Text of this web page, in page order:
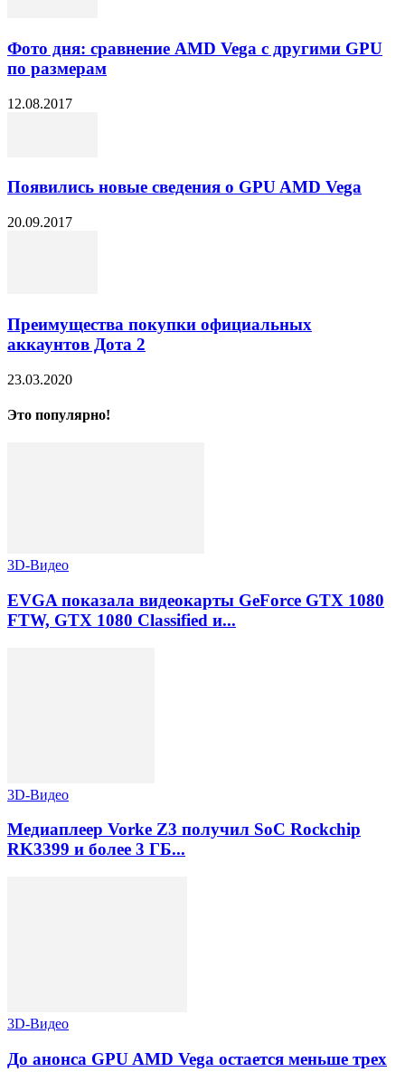
Фото дня: сравнение AMD Vega с другими GPU
по размерам
12.08.2017
Появились новые сведения о GPU AMD Vega
20.09.2017
Преимущества покупки официальных
аккаунтов Дота 2
23.03.2020
Это популярно!
3D-Видео
EVGA показала видеокарты GeForce GTX 1080
FTW, GTX 1080 Classified и...
3D-Видео
Медиаплеер Vorke Z3 получил SoC Rockchip
RK3399 и более 3 ГБ...
3D-Видео
До анонса GPU AMD Vega остается меньше трех